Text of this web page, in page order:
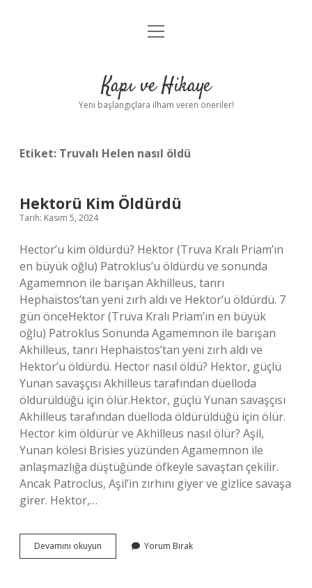
Anasayfa
Yasal Uyarı
menüyü
Kapı ve Hikaye
Yeni başlangıçlara ilham veren öneriler!
Etiket: Truvalı Helen nasıl öldü
Hektorü Kim Öldürdü
Tarih: Kasım 5, 2024
Hector’u kim öldürdü? Hektor (Truva Kralı Priam’ın
en büyük oğlu) Patroklus’u öldürdü ve sonunda
Agamemnon ile barışan Akhilleus, tanrı
Hephaistos’tan yeni zırh aldı ve Hektor’u öldürdü. 7
gün önceHektor (Truva Kralı Priam’ın en büyük
oğlu) Patroklus Sonunda Agamemnon ile barışan
Akhilleus, tanrı Hephaistos’tan yeni zırh aldı ve
Hektor’u öldürdü. Hector nasıl öldü? Hektor, güçlü
Yunan savaşçısı Akhilleus tarafından düelloda
öldürüldüğü için ölür.Hektor, güçlü Yunan savaşçısı
Akhilleus tarafından düelloda öldürüldüğü için ölür.
Hector kim öldürür ve Akhilleus nasıl ölür? Aşil,
Yunan kölesi Brisies yüzünden Agamemnon ile
anlaşmazlığa düştüğünde öfkeyle savaştan çekilir.
Ancak Patroclus, Aşil’in zırhını giyer ve gizlice savaşa
girer. Hektor,…
Devamını okuyun Hektorü
Kim
Yorum Bırak